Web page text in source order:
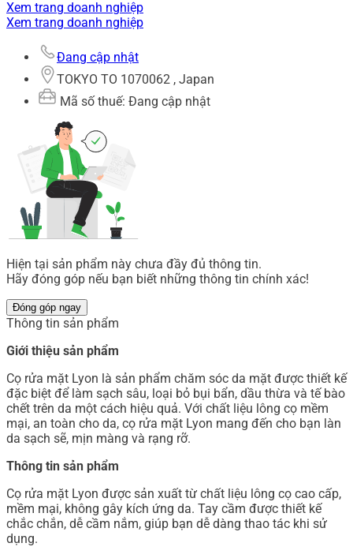
Xem trang doanh nghiệp
Xem trang doanh nghiệp
Đang cập nhật
TOKYO TO 1070062 , Japan
Mã số thuế: Đang cập nhật
Hiện tại sản phẩm này chưa đầy đủ thông tin.
Hãy đóng góp nếu bạn biết những thông tin chính xác!
Đóng góp ngay
Thông tin sản phẩm
Giới thiệu sản phẩm
Cọ rửa mặt Lyon là sản phẩm chăm sóc da mặt được thiết kế
đặc biệt để làm sạch sâu, loại bỏ bụi bẩn, dầu thừa và tế bào
chết trên da một cách hiệu quả. Với chất liệu lông cọ mềm
mại, an toàn cho da, cọ rửa mặt Lyon mang đến cho bạn làn
da sạch sẽ, mịn màng và rạng rỡ.
Thông tin sản phẩm
Cọ rửa mặt Lyon được sản xuất từ chất liệu lông cọ cao cấp,
mềm mại, không gây kích ứng da. Tay cầm được thiết kế
chắc chắn, dễ cầm nắm, giúp bạn dễ dàng thao tác khi sử
dụng.